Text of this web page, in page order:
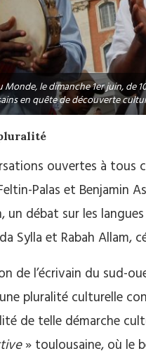
le dimanche 1er juin, de
en quête de découverte
ouvertes à tous
Palas et Benjamin
un débat sur les
Sylla et Rabah Allam,
de l’écrivain du sud-
pluralité culturelle
de telle démarche
» toulousaine, où le